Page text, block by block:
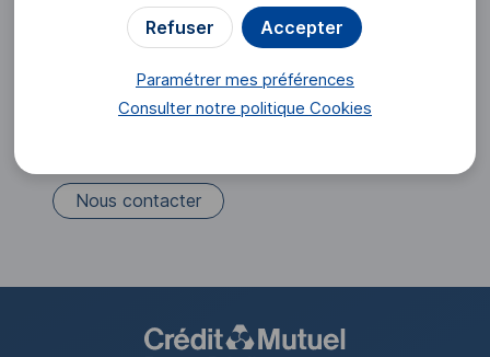
de réponses à vos
questions ?
Posez les nous directement, nous vous
Nous contacter
Accepter
Refuser
Paramétrer mes préférences
Consulter notre politique Cookies